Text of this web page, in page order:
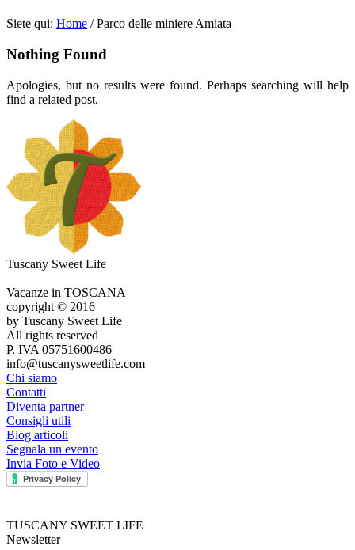
Siete qui: Home / Parco delle miniere Amiata
Nothing Found
Apologies, but no results were found. Perhaps searching will help
find a related post.
Tuscany Sweet Life
Vacanze in TOSCANA
copyright © 2016
by Tuscany Sweet Life
All rights reserved
P. IVA 05751600486
info@tuscanysweetlife.com
Chi siamo
Contatti
Diventa partner
Consigli utili
Blog articoli
Segnala un evento
Invia Foto e Video
TUSCANY SWEET LIFE
Newsletter